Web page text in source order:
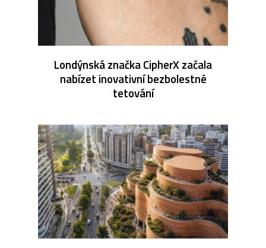
Londýnská značka CipherX začala
nabízet inovativní bezbolestné
tetování